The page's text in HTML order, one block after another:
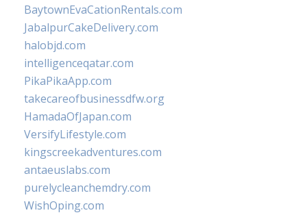
BaytownEvaCationRentals.com
JabalpurCakeDelivery.com
halobjd.com
intelligenceqatar.com
PikaPikaApp.com
takecareofbusinessdfw.org
HamadaOfJapan.com
VersifyLifestyle.com
kingscreekadventures.com
antaeuslabs.com
purelycleanchemdry.com
WishOping.com